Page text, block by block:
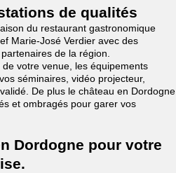
de qualités
du restaurant gastronomique
Marie-José Verdier avec des
de la région.
votre venue, les équipements
séminaires, vidéo projecteur,
De plus le château en Dordogne
et ombragés pour garer vos
Dordogne pour votre